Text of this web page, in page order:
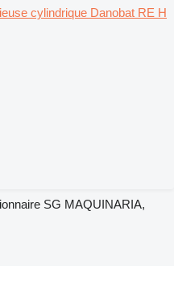
cylindrique Danobat RE H
SG MAQUINARIA,